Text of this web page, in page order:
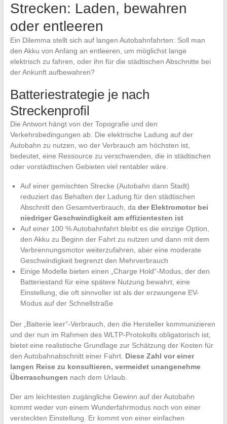
Strecken: Laden, bewahren
oder entleeren
Ein Dilemma stellt sich auf langen Autobahnfahrten: Soll man
den Akku von Anfang an entleeren, um möglichst lange
elektrisch zu fahren, oder ihn für die städtischen Abschnitte bei
der Ankunft aufbewahren?
Batteriestrategie je nach
Streckenprofil
Die Antwort hängt von der Topografie und den
Verkehrsbedingungen ab. Die elektrische Ladung auf der
Autobahn zu nutzen, wo der Verbrauch am höchsten ist,
bedeutet, eine Ressource zu verschwenden, die in städtischen
oder vorstädtischen Gebieten viel rentabler wäre.
Auf einer gemischten Strecke (Autobahn dann Stadt)
reduziert das Behalten der Ladung für den städtischen
Abschnitt den Gesamtverbrauch, da der Elektromotor bei
niedriger Geschwindigkeit am effizientesten ist
Auf einer 100 % Autobahnfahrt bleibt es die einzige Option,
den Akku zu Beginn der Fahrt zu nutzen und dann mit dem
Verbrennungsmotor weiterzufahren, aber eine moderate
Geschwindigkeit begrenzt den Mehrverbrauch
Einige Modelle bieten einen „Charge Hold“-Modus, der den
Batteriestand für eine spätere Nutzung bewahrt, eine
Einstellung, die oft sinnvoller ist als der erzwungene EV-
Modus auf der Schnellstraße
Der „Batterie leer“-Verbrauch, den die Hersteller kommunizieren
und der nun im Rahmen des WLTP-Protokolls obligatorisch ist,
bietet eine realistische Grundlage zur Schätzung der Kosten für
den Autobahnabschnitt einer Fahrt. Diese Zahl vor einer
langen Reise zu konsultieren, vermeidet unangenehme
Überraschungen nach dem Urlaub.
Der am leichtesten zugängliche Gewinn auf der Autobahn
kommt weder von einem Wunderfahrmodus noch von einer
versteckten Einstellung. Er kommt von einer einfachen